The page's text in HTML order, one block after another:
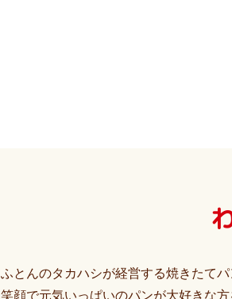
ふとんのタカハシが経営する焼きたて
笑顔で元気いっぱいのパンが大好きな方